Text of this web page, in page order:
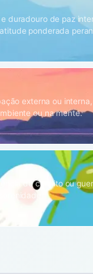
duradouro de paz
ponderada
externa ou
ou na mente.
de conflito ou